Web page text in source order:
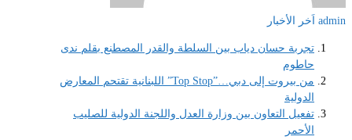
admin اَخر الأخبار
تجربة حسان دياب بين السلطة والقدر المصطنع بقلم ندى
حاطوم
من بيروت إلى دبي…”Top Stop” اللبنانية تقتحم المعارض
الدولية
تفعيل التعاون بين وزارة العدل واللجنة الدولية للصليب
الأحمر